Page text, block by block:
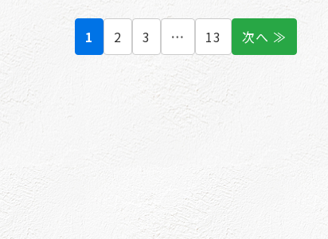
1 2 3 … 13 次へ ≫